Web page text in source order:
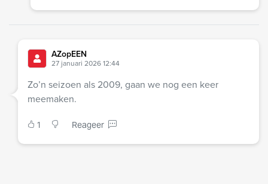
AZopEEN
27 januari 2026 12:44
Zo’n seizoen als 2009, gaan we nog een keer
meemaken.
1 Reageer